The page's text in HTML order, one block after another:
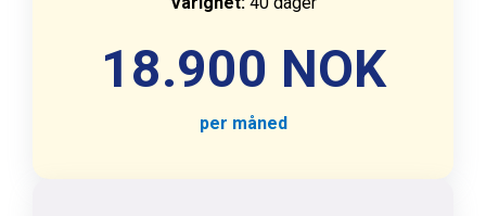
18.900 NOK
per måned